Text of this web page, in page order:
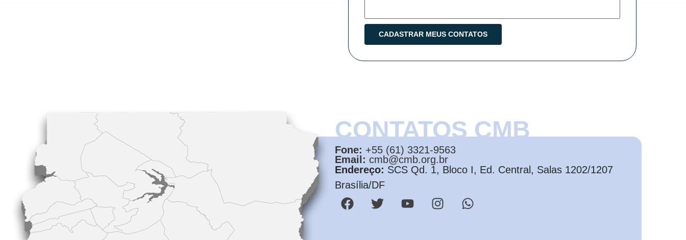
CONTATOS CMB
Fone: +55 (61) 3321-9563
Email: cmb@cmb.org.br
Endereço: SCS Qd. 1, Bloco I, Ed. Central, Salas 1202/1207
Brasília/DF